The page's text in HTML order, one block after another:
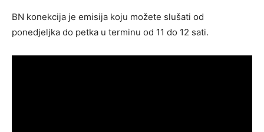
BN konekcija je emisija koju možete slušati od
ponedjeljka do petka u terminu od 11 do 12 sati.